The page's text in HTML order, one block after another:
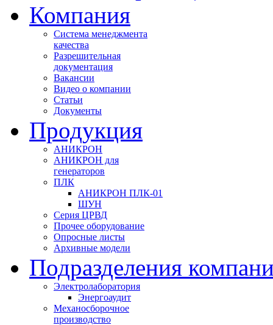
Компания
Система менеджмента
качества
Разрешительная
документация
Вакансии
Видео о компании
Статьи
Документы
Продукция
АНИКРОН
АНИКРОН для
генераторов
ПЛК
АНИКРОН ПЛК-01
ШУН
Серия ЦРВД
Прочее оборудование
Опросные листы
Архивные модели
Подразделения
Электролаборатория
Энергоаудит
Механосборочное
производство